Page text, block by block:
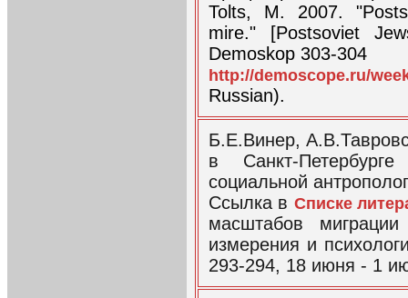
Tolts, M. 2007.
mire." [Postsoviet
Demoskop 303-304
http://demoscope.ru/
Russian).
Б.Е.Винер,
в Санкт-
социальной
Ссылка в Списке
масштабов
измерения и
293-294, 18 июня - 1